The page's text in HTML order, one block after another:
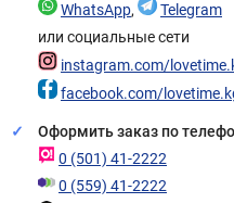
WhatsApp,
Telegram
или социальные сети
instagram.com/
facebook.com/
Оформить заказ по
0 (501) 41-2222
0 (559) 41-2222